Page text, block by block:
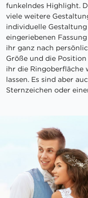
funkelndes Highlight.
viele weitere
individuelle
eingeriebenen
ihr ganz nach
Größe und die
ihr die Ringoberfläche
lassen. Es sind aber
Sternzeichen oder